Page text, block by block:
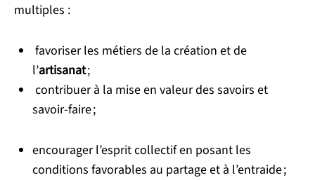
multiples :
favoriser les métiers de la création et de
l’artisanat;
contribuer à la mise en valeur des savoirs et
savoir-faire ;
encourager l’esprit collectif en posant les
conditions favorables au partage et à l’entraide ;